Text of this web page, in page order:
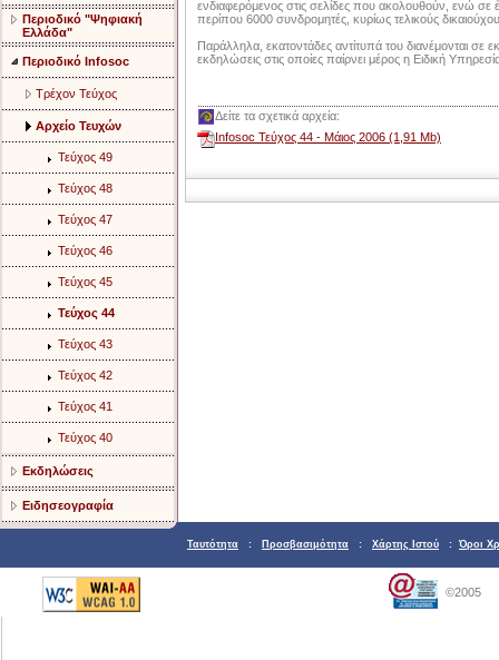
Περιοδικό "Ψηφιακή
Ελλάδα"
Περιοδικό Infosoc
Τρέχον Τεύχος
Αρχείο Τευχών
Τεύχος 49
Τεύχος 48
Τεύχος 47
Τεύχος 46
Τεύχος 45
Τεύχος 44
Τεύχος 43
Τεύχος 42
Τεύχος 41
Τεύχος 40
Εκδηλώσεις
Ειδησεογραφία
ενδιαφερόμενος στις σελίδες που ακολουθούν, ενώ σε
περίπου 6000 συνδρομητές, κυρίως τελικούς
Παράλληλα, εκατοντάδες αντίτυπά του διανέμονται σε
εκδηλώσεις στις οποίες παίρνει μέρος η Ειδική
Δείτε τα σχετικά αρχεία:
Infosoc Τεύχος 44 - Μάιος 2006 (1,91 Mb)
Ταυτότητα : Προσβασιμότητα : Χάρτης Ιστού : Όροι
©2005